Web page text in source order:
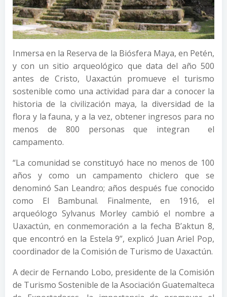
Inmersa en la Reserva de la Biósfera Maya, en Petén,
y con un sitio arqueológico que data del año 500
antes de Cristo, Uaxactún promueve el turismo
sostenible como una actividad para dar a conocer la
historia de la civilización maya, la diversidad de la
flora y la fauna, y a la vez, obtener ingresos para no
menos de 800 personas que integran el
campamento.
“La comunidad se constituyó hace no menos de 100
años y como un campamento chiclero que se
denominó San Leandro; años después fue conocido
como El Bambunal. Finalmente, en 1916, el
arqueólogo Sylvanus Morley cambió el nombre a
Uaxactún, en conmemoración a la fecha B’aktun 8,
que encontró en la Estela 9”, explicó Juan Ariel Pop,
coordinador de la Comisión de Turismo de Uaxactún.
A decir de Fernando Lobo, presidente de la Comisión
de Turismo Sostenible de la Asociación Guatemalteca